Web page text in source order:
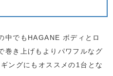
中でもHAGANE ボディとロ
巻き上げもよりパワフルなグ
ングにもオススメの1台とな